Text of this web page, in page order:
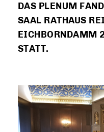
DAS PLENUM
SAAL RATHAUS
EICHBORNDAMM
STATT.